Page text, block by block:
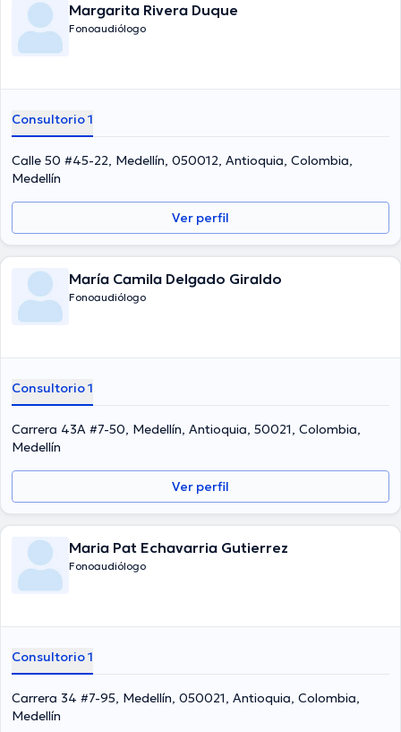
Margarita Rivera Duque
Fonoaudiólogo
Consultorio 1
Calle 50 #45-22, Medellín, 050012, Antioquia, Colombia,
Medellín
Ver perfil
María Camila Delgado Giraldo
Fonoaudiólogo
Consultorio 1
Carrera 43A #7-50, Medellín, Antioquia, 50021, Colombia,
Medellín
Ver perfil
Maria Pat Echavarria Gutierrez
Fonoaudiólogo
Consultorio 1
Carrera 34 #7-95, Medellín, 050021, Antioquia, Colombia,
Medellín